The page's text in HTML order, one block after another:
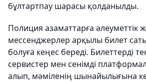
бұлтартпау шарасы қолданылды.
Полиция азаматтарға әлеуметтік
мессенджерлер арқылы билет
болуға кеңес береді. Билеттерді
сервистер мен сенімді
алып, мәміленің шынайылығына